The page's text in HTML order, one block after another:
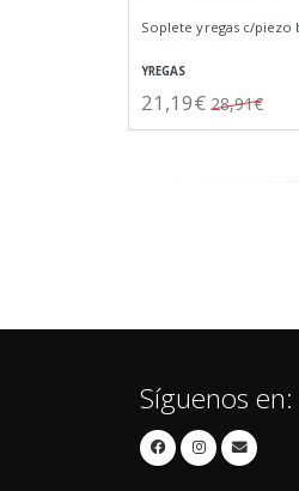
Soplete yregas c/piezo
YREGAS
21,19€ 28,91€
Síguenos en: